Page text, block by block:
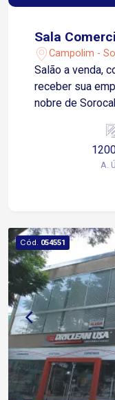
Sala
Campolim -
Salão a venda,
receber sua
nobre de Sorocaba/SP. 02
preparado para eventos.
cozinha industrial
Shopping
A.
Cód. 054551